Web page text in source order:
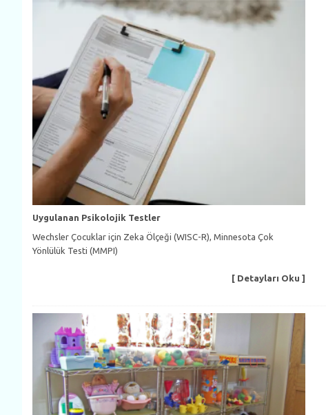
Uygulanan Psikolojik Testler
Wechsler Çocuklar için Zeka Ölçeği (WISC-R), Minnesota Çok
Yönlülük Testi (MMPI)
[ Detayları Oku ]